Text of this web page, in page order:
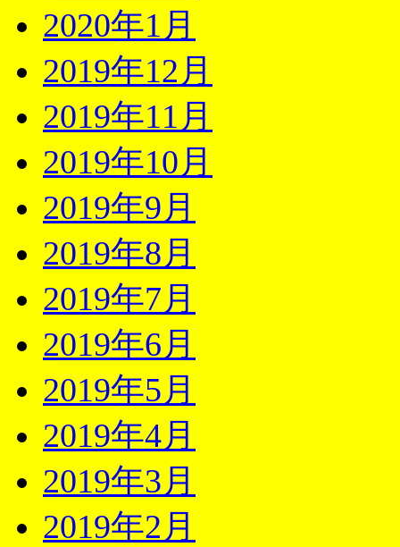
2020年1月
2019年12月
2019年11月
2019年10月
2019年9月
2019年8月
2019年7月
2019年6月
2019年5月
2019年4月
2019年3月
2019年2月